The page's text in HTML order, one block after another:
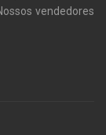
vendedores